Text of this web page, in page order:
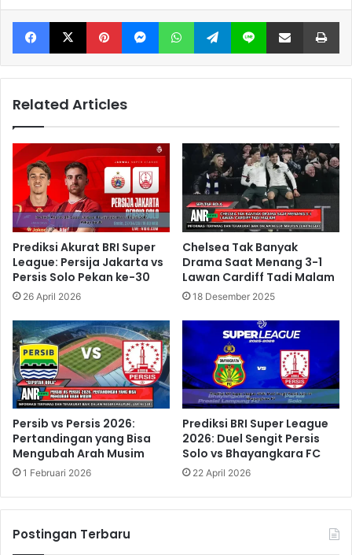
Facebook X Pinterest Messenger WhatsApp Telegram Line Share via Email
Related Articles
Prediksi Akurat BRI Super
League: Persija Jakarta vs
Persis Solo Pekan ke-30
26 April 2026
Chelsea Tak Banyak
Drama Saat Menang 3-1
Lawan Cardiff Tadi Malam
18 Desember 2025
Persib vs Persis 2026:
Pertandingan yang Bisa
Mengubah Arah Musim
1 Februari 2026
Prediksi BRI Super League
2026: Duel Sengit Persis
Solo vs Bhayangkara FC
22 April 2026
Postingan Terbaru